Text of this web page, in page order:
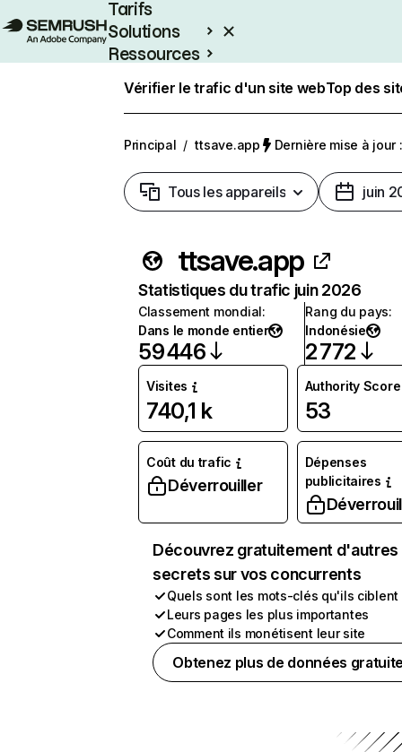
Tarifs
Solutions
Ressources
Vérifier le trafic d'un site webTop des
Principal / ttsave.app Dernière mise à jour
Tous les appareils juin
ttsave.app
Statistiques du trafic juin 2026
Classement mondial:
Dans le monde entier
59 446
Rang du pays:
Indonésie
2 772
Visites
740,1 k
Authority Score
53
Coût du trafic
Déverrouiller
Dépenses
publicitaires
Découvrez gratuitement d'autres
secrets sur vos concurrents
Quels sont les mots-clés qu'ils ciblent
Leurs pages les plus importantes
Comment ils monétisent leur site
Obtenez plus de données